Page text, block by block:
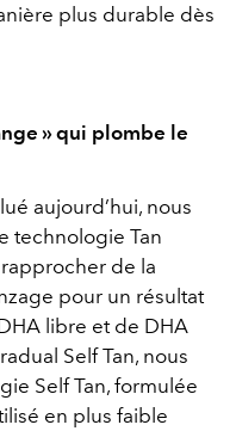
plus durable dès
» qui plombe le
aujourd’hui, nous
technologie Tan
de la
pour un résultat
libre et de DHA
Self Tan, nous
Self Tan, formulée
en plus faible